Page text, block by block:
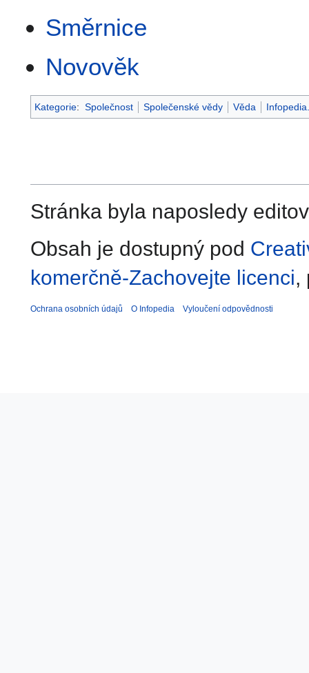
Směrnice
Novověk
Kategorie: Společnost Společenské vědy Věda
Stránka byla naposledy
Obsah je dostupný pod
komerčně-Zachovejte licenci,
Ochrana osobních údajů O Infopedia Vyloučení odpovědnosti